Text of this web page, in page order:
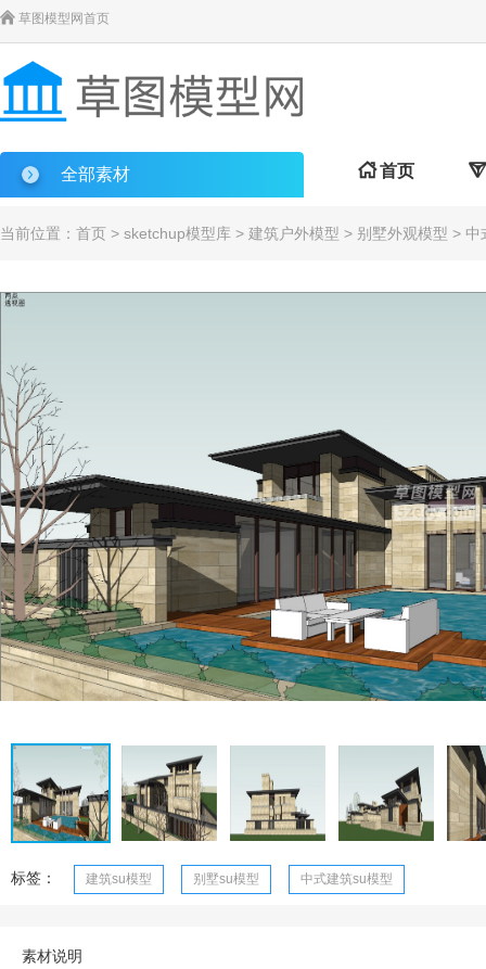
 草图模型网首页
全部素材 首页 
当前位置： 首页 > sketchup模型库 > 建筑户外模型 > 别墅外观模型 > 中
标签： 建筑su模型 别墅su模型 中式建筑su模型
素材说明